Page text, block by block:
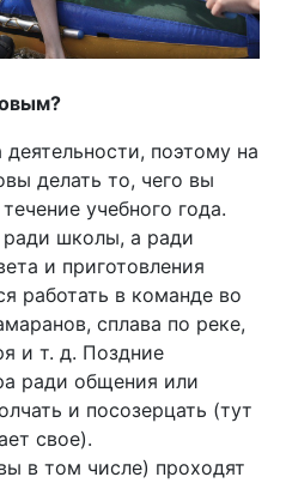
поэтому на
делать то, чего вы
учебного года.
школы, а ради
и приготовления
работать в команде во
сплава по реке,
и т. д. Поздние
ради общения или
и посозерцать (тут
свое).
в том числе) проходят